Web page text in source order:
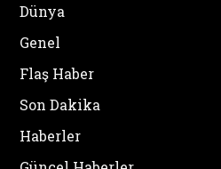
Dünya
Genel
Flaş Haber
Son Dakika
Haberler